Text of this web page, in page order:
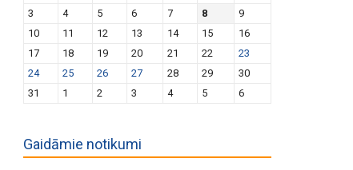
3
4 5 6 7 8
9
10
11 12 13 14 15
16
17
18 19 20 21 22
23
24
25 26 27 28 29
30
31
1 2 3 4 5 6
Gaidāmie notikumi